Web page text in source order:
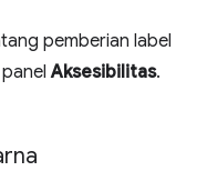
pemberian label
panelAksesibilitas.